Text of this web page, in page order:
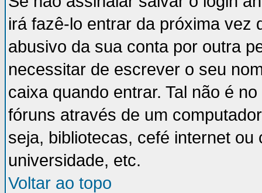
irá fazê-lo entrar da próxima vez
abusivo da sua conta por outra
necessitar de escrever o seu
caixa quando entrar. Tal não é
fóruns através de um
seja, bibliotecas, cefé internet
universidade, etc.
Voltar ao topo